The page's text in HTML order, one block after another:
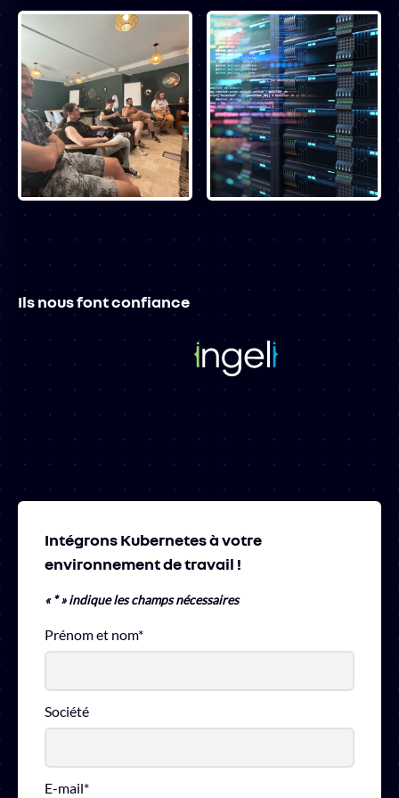
Ils nous font confiance
Intégrons Kubernetes à votre
environnement de travail !
«*» indique les champs nécessaires
Prénom et nom*
Société
E-mail*